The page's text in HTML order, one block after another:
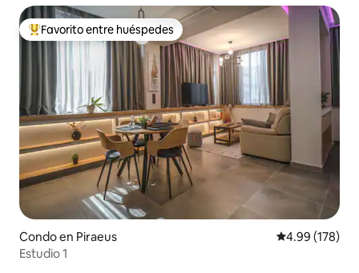
Favorito entre huéspedes preferido
Favorito entre huéspedes
Condo en Piraeus Calificación
4.99 (178)
Estudio 1